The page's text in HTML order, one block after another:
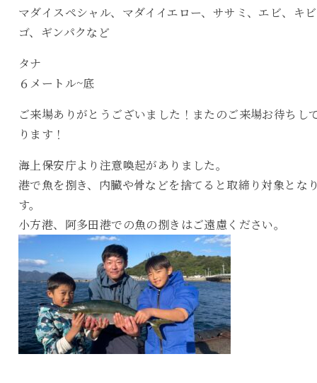
マダイスペシャル、マダイイエロー、ササミ、エビ、キ
ゴ、ギンパクなど
タナ
６メートル~底
ご来場ありがとうございました！またのご来場お待ちし
ります！
海上保安庁より注意喚起がありました。
港で魚を捌き、内臓や骨などを捨てると取締り対象とな
す。
小方港、阿多田港での魚の捌きはご遠慮ください。